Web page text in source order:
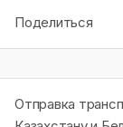
Поделиться
Отправка